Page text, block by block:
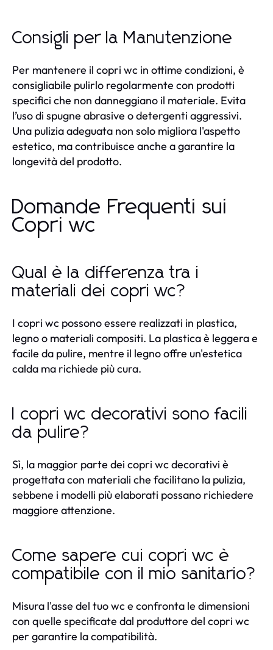
Consigli per la Manutenzione
Per mantenere il copri wc in ottime condizioni, è
consigliabile pulirlo regolarmente con prodotti
specifici che non danneggiano il materiale. Evita
l’uso di spugne abrasive o detergenti aggressivi.
Una pulizia adeguata non solo migliora l'aspetto
estetico, ma contribuisce anche a garantire la
longevità del prodotto.
Domande Frequenti sui
Copri wc
Qual è la differenza tra i
materiali dei copri wc?
I copri wc possono essere realizzati in plastica,
legno o materiali compositi. La plastica è leggera e
facile da pulire, mentre il legno offre un'estetica
calda ma richiede più cura.
I copri wc decorativi sono facili
da pulire?
Sì, la maggior parte dei copri wc decorativi è
progettata con materiali che facilitano la pulizia,
sebbene i modelli più elaborati possano richiedere
maggiore attenzione.
Come sapere cui copri wc è
compatibile con il mio sanitario?
Misura l'asse del tuo wc e confronta le dimensioni
con quelle specificate dal produttore del copri wc
per garantire la compatibilità.